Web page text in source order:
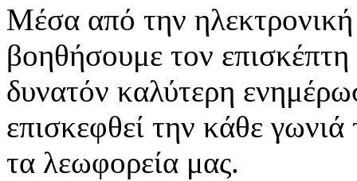
Μέσα από την ηλεκτρονική
βοηθήσουμε τον
δυνατόν καλύτερη
επισκεφθεί την κάθε
τα λεωφορεία μας.